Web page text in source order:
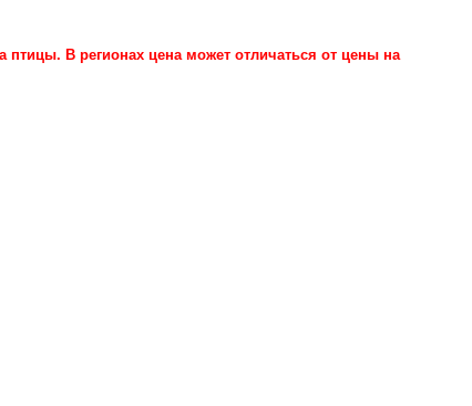
В регионах цена может отличаться от цены на